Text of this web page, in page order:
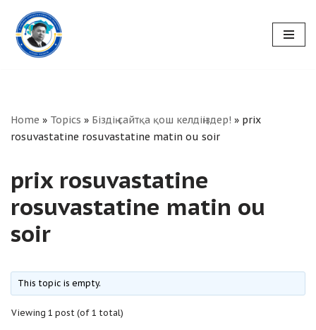
Skip
to
Home » Topics » Біздің сайтқа қош келдіңіздер! » prix
rosuvastatine rosuvastatine matin ou soir
prix rosuvastatine
rosuvastatine matin ou
soir
This topic is empty.
Viewing 1 post (of 1 total)